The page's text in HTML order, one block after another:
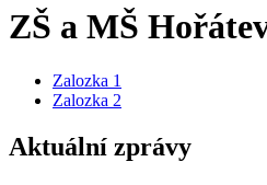
ZŠ a MŠ
Zalozka 1
Zalozka 2
Aktuální zprávy